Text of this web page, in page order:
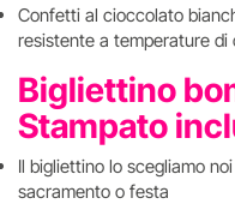
Confetti al cioccolato
resistente a temperature
Bigliettino
Stampato
Il bigliettino lo scegliamo
sacramento o festa